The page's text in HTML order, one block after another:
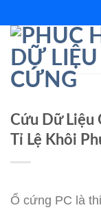
đến
dung
Cứu Dữ Liệu
Tỉ Lệ Khôi
Ổ cứng PC là